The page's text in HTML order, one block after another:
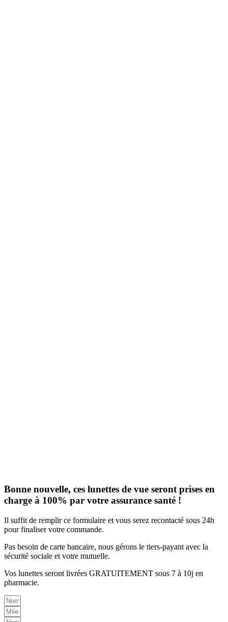
Bonne nouvelle, ces lunettes de vue seront prises en
charge à 100% par votre assurance santé !
Il suffit de remplir ce formulaire et vous serez recontacté sous 24h
pour finaliser votre commande.
Pas besoin de carte bancaire, nous gérons le tiers-payant avec la
sécurité sociale et votre mutuelle.
Vos lunettes seront livrées GRATUITEMENT sous 7 à 10j en
pharmacie.